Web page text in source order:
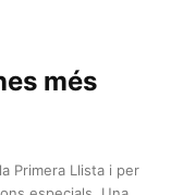
més
Primera Llista i per